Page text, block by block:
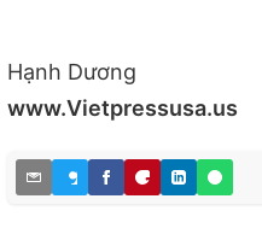
Hạnh Dương
www.Vietpressusa.us